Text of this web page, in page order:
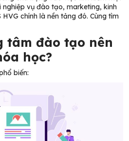
vụ đào tạo, marketing, kinh
chính là nền tảng đó. Cùng tìm
tâm đào tạo nên
học?
biến: